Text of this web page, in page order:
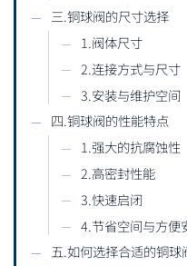
三.铜球阀的尺寸选择
1.阀体尺寸
2.连接方式与尺寸
3.安装与维护空间
四.铜球阀的性能特点
1.强大的抗腐蚀性
2.高密封性能
3.快速启闭
4.节省空间与方便
五.如何选择合适的铜球